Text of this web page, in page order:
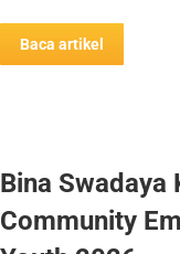
Baca artikel
Bina Swadaya
Community